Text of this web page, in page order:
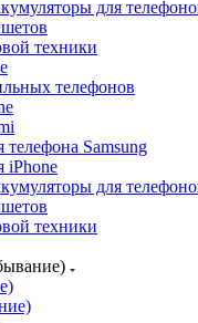
техники
телефонов
Samsung
для телефонов
техники